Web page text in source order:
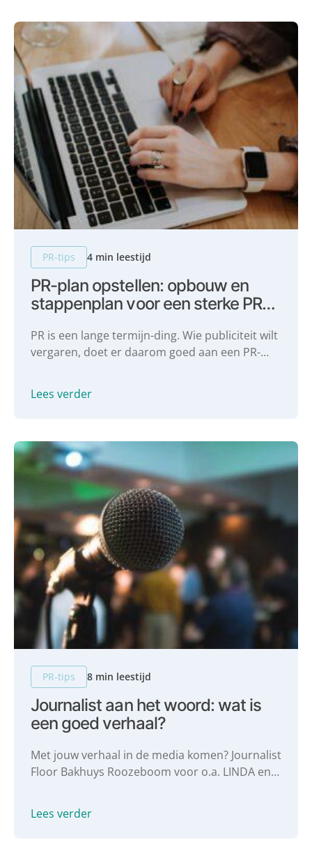
PR-tips 4 min leestijd
PR-plan opstellen: opbouw en
stappenplan voor een sterke PR-
PR is een lange termijn-ding. Wie publiciteit wilt
vergaren, doet er daarom goed aan een PR-
stappen voor het schrijven van een PR-plan
met je.
Lees verder
PR-tips 8 min leestijd
Journalist aan het woord: wat is
een goed verhaal?
Met jouw verhaal in de media komen? Journalist
Floor Bakhuys Roozeboom voor o.a. LINDA en
verhaal? Wanneer is een verhaal
mediawaardig?
Lees verder